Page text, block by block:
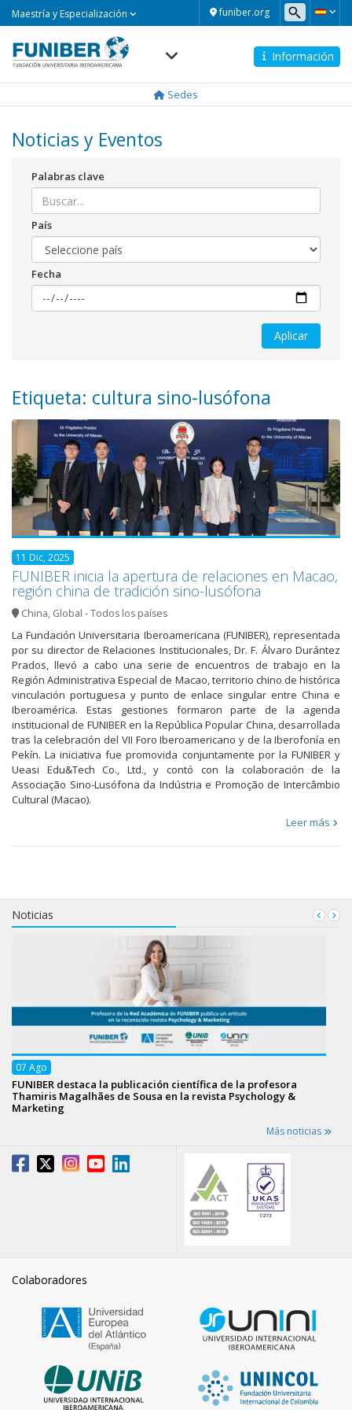
funiber.org
Maestría y Especialización
Información
Sedes
Noticias y Eventos
Palabras clave
País
Fecha
Etiqueta: cultura sino-lusófona
11 Dic, 2025
FUNIBER inicia la apertura de relaciones en Macao,
región china de tradición sino-lusófona
China, Global - Todos los países
La Fundación Universitaria Iberoamericana (FUNIBER), representada
por su director de Relaciones Institucionales, Dr. F. Álvaro Durántez
Prados, llevó a cabo una serie de encuentros de trabajo en la
Región Administrativa Especial de Macao, territorio chino de histórica
vinculación portuguesa y punto de enlace singular entre China e
Iberoamérica. Estas gestiones formaron parte de la agenda
institucional de FUNIBER en la República Popular China, desarrollada
tras la celebración del VII Foro Iberoamericano y de la Iberofonía en
Pekín. La iniciativa fue promovida conjuntamente por la FUNIBER y
Ueasi Edu&Tech Co., Ltd., y contó con la colaboración de la
Associação Sino-Lusófona da Indústria e Promoção de Intercâmbio
Cultural (Macao).
Leer más
Noticias
07 Ago
FUNIBER destaca la publicación científica de la profesora
Thamiris Magalhães de Sousa en la revista Psychology &
Marketing
Más noticias
Colaboradores